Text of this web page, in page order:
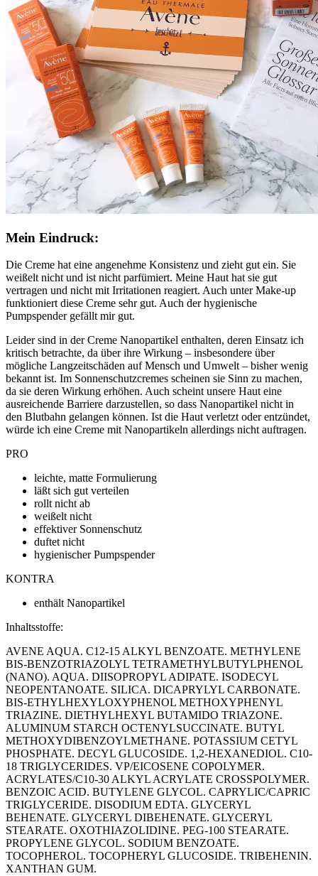
Mein Eindruck:
Die Creme hat eine angenehme Konsistenz und zieht gut ein. Sie
weißelt nicht und ist nicht parfümiert. Meine Haut hat sie gut
vertragen und nicht mit Irritationen reagiert. Auch unter Make-up
funktioniert diese Creme sehr gut. Auch der hygienische
Pumpspender gefällt mir gut.
Leider sind in der Creme Nanopartikel enthalten, deren Einsatz ich
kritisch betrachte, da über ihre Wirkung – insbesondere über
mögliche Langzeitschäden auf Mensch und Umwelt – bisher wenig
bekannt ist. Im Sonnenschutzcremes scheinen sie Sinn zu machen,
da sie deren Wirkung erhöhen. Auch scheint unsere Haut eine
ausreichende Barriere darzustellen, so dass Nanopartikel nicht in
den Blutbahn gelangen können. Ist die Haut verletzt oder entzündet,
würde ich eine Creme mit Nanopartikeln allerdings nicht auftragen.
PRO
leichte, matte Formulierung
läßt sich gut verteilen
rollt nicht ab
weißelt nicht
effektiver Sonnenschutz
duftet nicht
hygienischer Pumpspender
KONTRA
enthält Nanopartikel
Inhaltsstoffe:
AVENE AQUA. C12-15 ALKYL BENZOATE. METHYLENE
BIS-BENZOTRIAZOLYL TETRAMETHYLBUTYLPHENOL
(NANO). AQUA. DIISOPROPYL ADIPATE. ISODECYL
NEOPENTANOATE. SILICA. DICAPRYLYL CARBONATE.
BIS-ETHYLHEXYLOXYPHENOL METHOXYPHENYL
TRIAZINE. DIETHYLHEXYL BUTAMIDO TRIAZONE.
ALUMINUM STARCH OCTENYLSUCCINATE. BUTYL
METHOXYDIBENZOYLMETHANE. POTASSIUM CETYL
PHOSPHATE. DECYL GLUCOSIDE. 1,2-HEXANEDIOL. C10-
18 TRIGLYCERIDES. VP/EICOSENE COPOLYMER.
ACRYLATES/C10-30 ALKYL ACRYLATE CROSSPOLYMER.
BENZOIC ACID. BUTYLENE GLYCOL. CAPRYLIC/CAPRIC
TRIGLYCERIDE. DISODIUM EDTA. GLYCERYL
BEHENATE. GLYCERYL DIBEHENATE. GLYCERYL
STEARATE. OXOTHIAZOLIDINE. PEG-100 STEARATE.
PROPYLENE GLYCOL. SODIUM BENZOATE.
TOCOPHEROL. TOCOPHERYL GLUCOSIDE. TRIBEHENIN.
XANTHAN GUM.